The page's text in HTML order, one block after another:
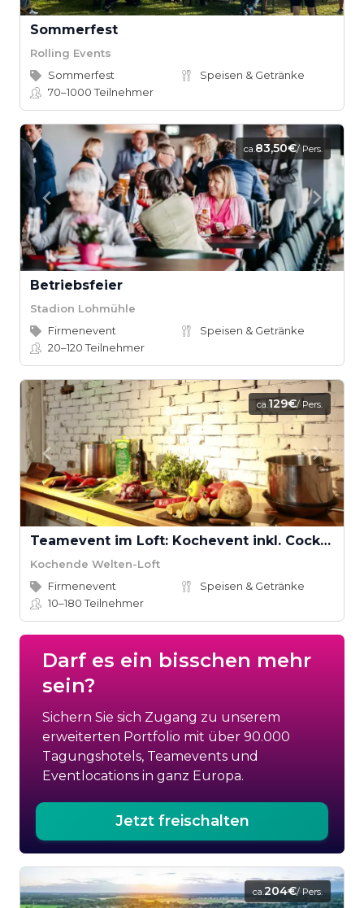
Sommerfest
Rolling Events
Sommerfest
Speisen & Getränke
70–1000Teilnehmer
ca.83,50€/ Pers.
Betriebsfeier
Stadion Lohmühle
Firmenevent
Speisen & Getränke
20–120Teilnehmer
ca.129€/ Pers.
Teamevent im Loft: Kochevent inkl. Cocktail-Workshop ab 16 Teilnehmern
Kochende Welten-Loft
Firmenevent
Speisen & Getränke
10–180Teilnehmer
Darf es ein bisschen mehr
sein?
Sichern Sie sich Zugang zu unserem
erweiterten Portfolio mit über 90.000
Tagungshotels, Teamevents und
Eventlocations in ganz Europa.
Jetzt freischalten
ca.204€/ Pers.